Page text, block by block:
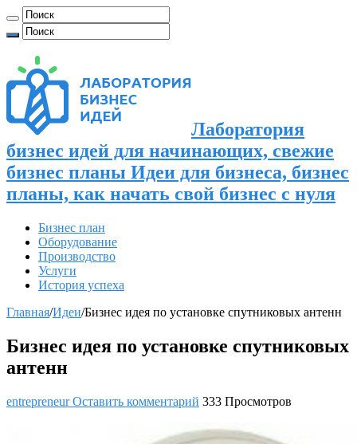
Лаборатория
бизнес идей для начинающих, свежие
бизнес планы Идеи для бизнеса, бизнес
планы, как начать свой бизнес с нуля
Бизнес план
Оборудование
Производство
Услуги
История успеха
Главная/Идеи/Бизнес идея по установке спутниковых антенн
Бизнес идея по установке спутниковых
антенн
entrepreneurОставить комментарий 333 Просмотров